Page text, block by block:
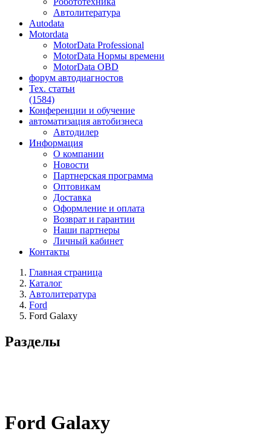
Автолитература
Autodata
Motordata
MotorData Professional
MotorData Нормы времени
MotorData OBD
форум автодиагностов
Тех. статьи
(1584)
Конференции и обучение
автоматизация автобизнеса
Автодилер
Информация
О компании
Новости
Партнерская программа
Оптовикам
Доставка
Оформление и оплата
Возврат и гарантии
Наши партнеры
Личный кабинет
Контакты
Главная страница
Каталог
Автолитература
Ford
Ford Galaxy
Разделы
Ford Galaxy